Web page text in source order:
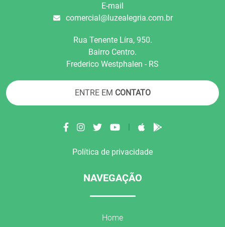
E-mail
comercial@luzealegria.com.br
Rua Tenente Líra, 950.
Bairro Centro.
Frederico Westphalen - RS
ENTRE EM CONTATO
|
Política de privacidade
NAVEGAÇÃO
Home